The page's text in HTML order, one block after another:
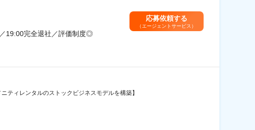
19:00完全退社／評価制度◎
応募依頼する
（エージェントサービス）
ティレンタルのストックビジネスモデルを構築】